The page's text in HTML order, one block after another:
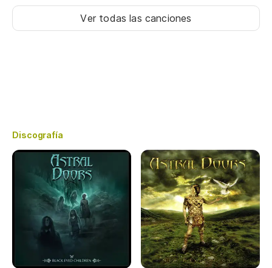
Ver todas las canciones
Discografía